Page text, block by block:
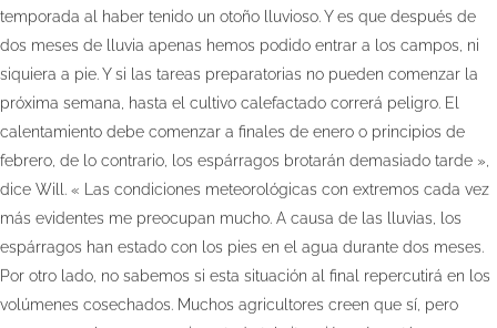
temporada al haber tenido un otoño lluvioso. Y es que después de
dos meses de lluvia apenas hemos podido entrar a los campos, ni
siquiera a pie. Y si las tareas preparatorias no pueden comenzar la
próxima semana, hasta el cultivo calefactado correrá peligro. El
calentamiento debe comenzar a finales de enero o principios de
febrero, de lo contrario, los espárragos brotarán demasiado tarde »,
dice Will. « Las condiciones meteorológicas con extremos cada vez
más evidentes me preocupan mucho. A causa de las lluvias, los
espárragos han estado con los pies en el agua durante dos meses.
Por otro lado, no sabemos si esta situación al final repercutirá en los
volúmenes cosechados. Muchos agricultores creen que sí, pero